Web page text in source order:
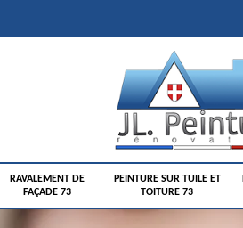
RAVALEMENT DE
FAÇADE 73
PEINTURE SUR TUILE ET
TOITURE 73